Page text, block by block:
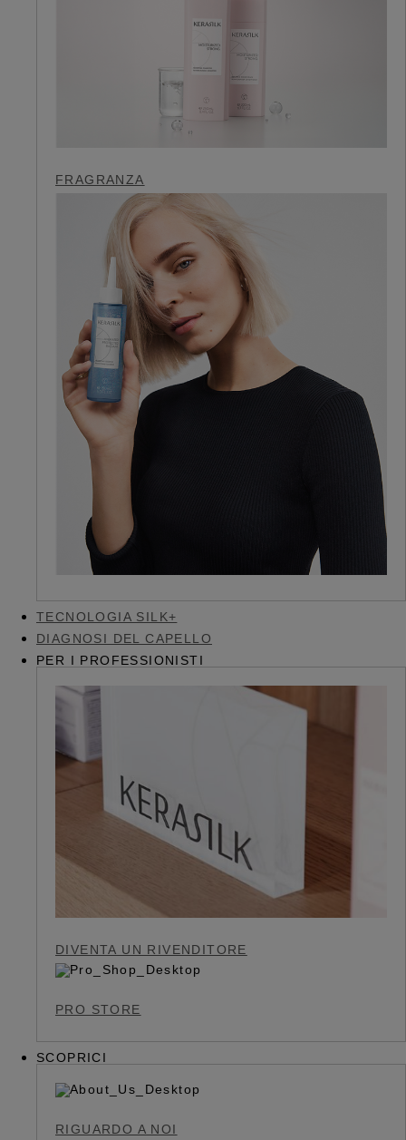
FRAGRANZA
TECNOLOGIA SILK+
DIAGNOSI DEL CAPELLO
PER I PROFESSIONISTI
DIVENTA UN RIVENDITORE
PRO STORE
SCOPRICI
RIGUARDO A NOI